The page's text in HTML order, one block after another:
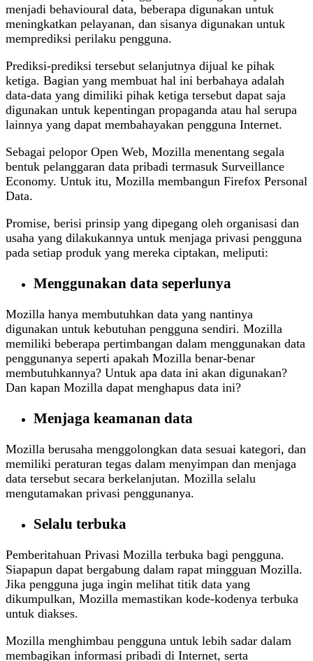
menjadi behavioural data, beberapa digunakan untuk
meningkatkan pelayanan, dan sisanya digunakan untuk
memprediksi perilaku pengguna.
Prediksi-prediksi tersebut selanjutnya dijual ke pihak
ketiga. Bagian yang membuat hal ini berbahaya adalah
data-data yang dimiliki pihak ketiga tersebut dapat saja
digunakan untuk kepentingan propaganda atau hal serupa
lainnya yang dapat membahayakan pengguna Internet.
Sebagai pelopor Open Web, Mozilla menentang segala
bentuk pelanggaran data pribadi termasuk Surveillance
Economy. Untuk itu, Mozilla membangun Firefox Personal
Data.
Promise, berisi prinsip yang dipegang oleh organisasi dan
usaha yang dilakukannya untuk menjaga privasi pengguna
pada setiap produk yang mereka ciptakan, meliputi:
Menggunakan data seperlunya
Mozilla hanya membutuhkan data yang nantinya
digunakan untuk kebutuhan pengguna sendiri. Mozilla
memiliki beberapa pertimbangan dalam menggunakan data
penggunanya seperti apakah Mozilla benar-benar
membutuhkannya? Untuk apa data ini akan digunakan?
Dan kapan Mozilla dapat menghapus data ini?
Menjaga keamanan data
Mozilla berusaha menggolongkan data sesuai kategori, dan
memiliki peraturan tegas dalam menyimpan dan menjaga
data tersebut secara berkelanjutan. Mozilla selalu
mengutamakan privasi penggunanya.
Selalu terbuka
Pemberitahuan Privasi Mozilla terbuka bagi pengguna.
Siapapun dapat bergabung dalam rapat mingguan Mozilla.
Jika pengguna juga ingin melihat titik data yang
dikumpulkan, Mozilla memastikan kode-kodenya terbuka
untuk diakses.
Mozilla menghimbau pengguna untuk lebih sadar dalam
membagikan informasi pribadi di Internet, serta